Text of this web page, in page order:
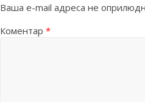
Ваша e-mail адреса не
Коментар *